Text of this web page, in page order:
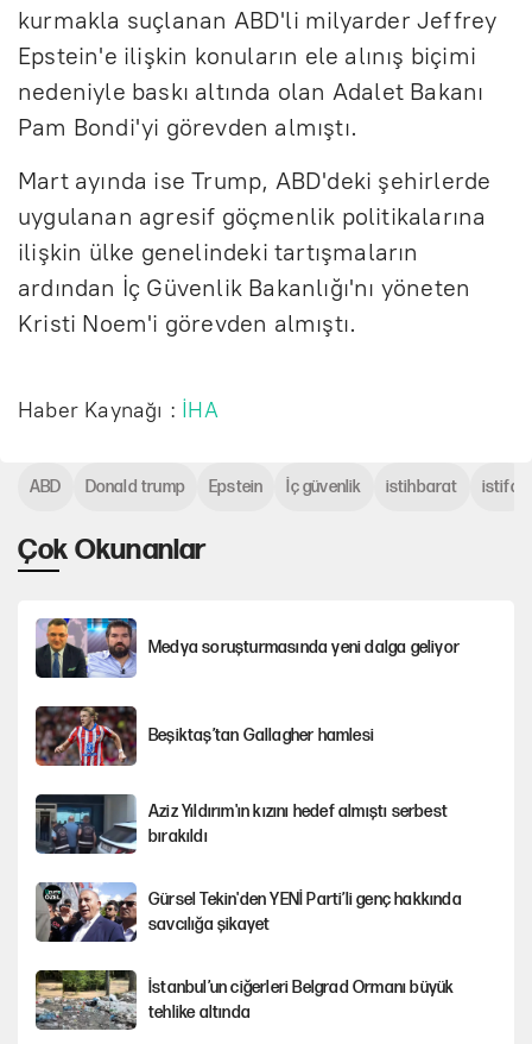
kurmakla suçlanan ABD'li milyarder Jeffrey
Epstein'e ilişkin konuların ele alınış biçimi
nedeniyle baskı altında olan Adalet Bakanı
Pam Bondi'yi görevden almıştı.
Mart ayında ise Trump, ABD'deki şehirlerde
uygulanan agresif göçmenlik politikalarına
ilişkin ülke genelindeki tartışmaların
ardından İç Güvenlik Bakanlığı'nı yöneten
Kristi Noem'i görevden almıştı.
Haber Kaynağı : İHA
Çok Okunanlar
Medya soruşturmasında yeni dalga geliyor
Beşiktaş’tan Gallagher hamlesi
Aziz Yıldırım'ın kızını hedef almıştı serbest
bırakıldı
Gürsel Tekin'den YENİ Parti’li genç hakkında
savcılığa şikayet
İstanbul’un ciğerleri Belgrad Ormanı büyük
tehlike altında
ABD Donald trump Epstein İç güvenlik istihbarat istifa